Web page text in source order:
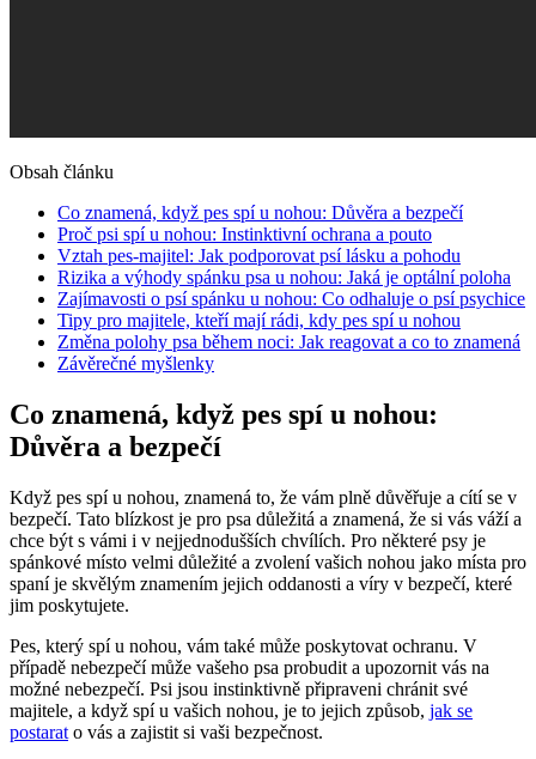
Obsah článku
Co znamená, když pes spí u nohou: Důvěra a bezpečí
Proč psi spí u nohou: Instinktivní ochrana a pouto
Vztah pes-majitel: Jak podporovat psí lásku a pohodu
Rizika a výhody spánku psa u nohou: Jaká je optální poloha
Zajímavosti o psí spánku u nohou: Co odhaluje o psí psychice
Tipy pro majitele, kteří mají rádi, kdy pes spí u nohou
Změna polohy psa během noci: Jak reagovat a co to znamená
Závěrečné myšlenky
Co znamená, když pes spí u nohou:
Důvěra a bezpečí
Když pes spí u nohou, znamená to, že vám plně důvěřuje a cítí se v
bezpečí. Tato blízkost je pro psa důležitá a znamená, že si vás váží a
chce být s vámi i v nejjednodušších chvílích. Pro některé psy je
spánkové místo velmi důležité a zvolení vašich nohou jako místa pro
spaní je skvělým znamením jejich oddanosti a víry v bezpečí, které
jim poskytujete.
Pes, který spí u nohou, vám také může poskytovat ochranu. V
případě nebezpečí může vašeho psa probudit a upozornit vás na
možné nebezpečí. Psi jsou instinktivně připraveni chránit své
majitele, a když spí u vašich nohou, je to jejich způsob, jak se
postarat o vás a zajistit si vaši bezpečnost.